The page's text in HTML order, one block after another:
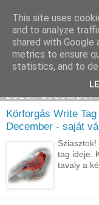
Sümegi
2025.
Körforgás Write Tag
December - saját
tag ideje.
tavaly a
This site uses
and to analyze
shared with Google
metrics to ensure
statistics, and to